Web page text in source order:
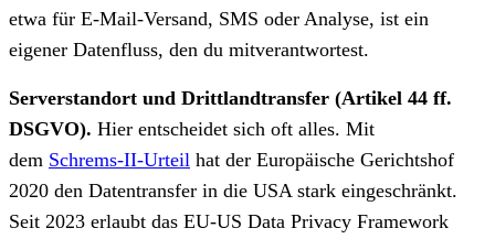
etwa für E-Mail-Versand, SMS oder Analyse, ist ein
eigener Datenfluss, den du mitverantwortest.
Serverstandort und Drittlandtransfer (Artikel 44 ff.
DSGVO). Hier entscheidet sich oft alles. Mit
dem Schrems-II-Urteil hat der Europäische Gerichtshof
2020 den Datentransfer in die USA stark eingeschränkt.
Seit 2023 erlaubt das EU-US Data Privacy Framework